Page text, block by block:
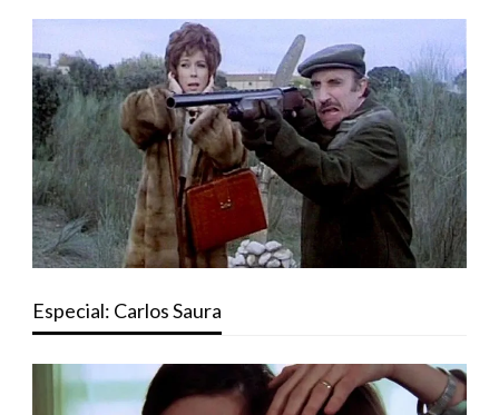
Especial: Carlos Saura